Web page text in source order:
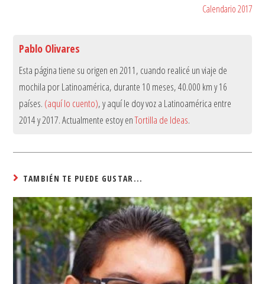
Calendario 2017
Pablo Olivares
Esta página tiene su origen en 2011, cuando realicé un viaje de
mochila por Latinoamérica, durante 10 meses, 40.000 km y 16
países. (aquí lo cuento), y aquí le doy voz a Latinoamérica entre
2014 y 2017. Actualmente estoy enTortilla de Ideas.
TAMBIÉN TE PUEDE GUSTAR...